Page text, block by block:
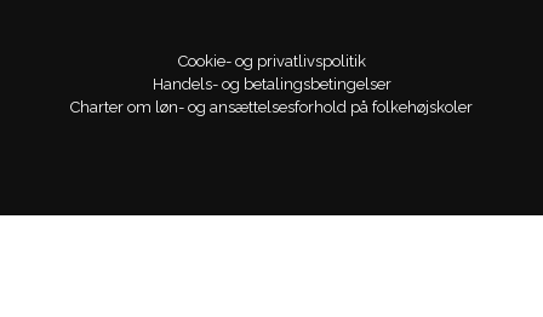
Cookie- og privatlivspolitik
Handels- og betalingsbetingelser
Charter om løn- og ansættelsesforhold på folkehøjskoler